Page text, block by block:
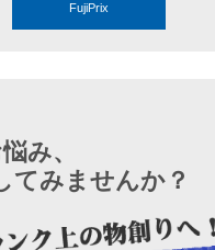
FujiPrix
み、
てみませんか？